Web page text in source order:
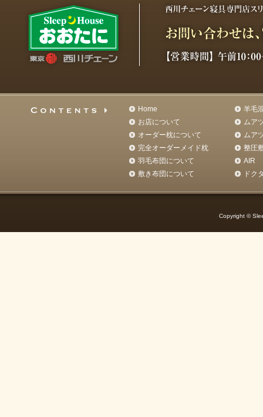
Home
お店について
オーダー枕について
完全オーダーメイド枕
羽毛布団について
敷き布団について
羊毛
ムア
ムア
整圧
AIR
ドク
Copyright ©